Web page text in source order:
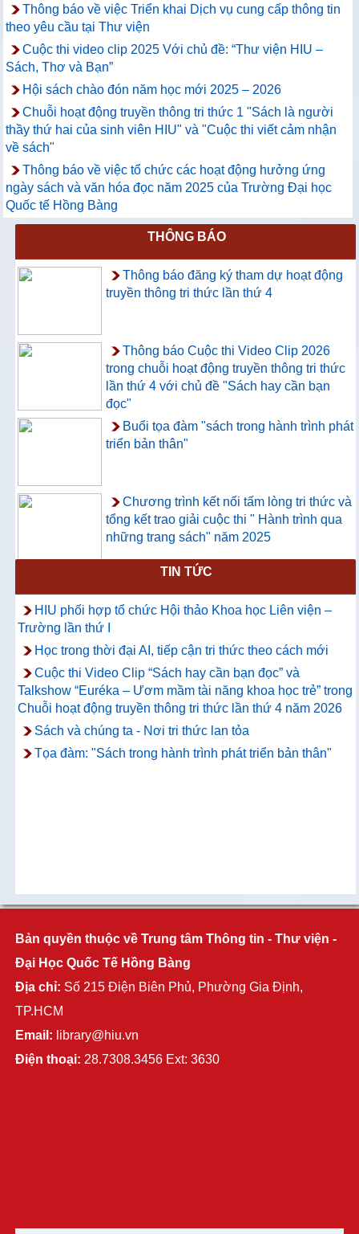
Thông báo về việc Triển khai Dịch vụ cung cấp thông tin
theo yêu cầu tại Thư viện
Cuộc thi video clip 2025 Với chủ đề: “Thư viện HIU –
Sách, Thơ và Bạn”
Hội sách chào đón năm học mới 2025 – 2026
Chuỗi hoạt động truyền thông tri thức 1 "Sách là người
thầy thứ hai của sinh viên HIU" và "Cuộc thi viết cảm nhận
về sách"
Thông báo về việc tổ chức các hoạt động hưởng ứng
ngày sách và văn hóa đọc năm 2025 của Trường Đại học
Quốc tế Hồng Bàng
THÔNG BÁO
Thông báo đăng ký tham dự hoạt động
truyền thông tri thức lần thứ 4
Thông báo Cuộc thi Video Clip 2026
trong chuỗi hoạt động truyền thông tri thức
lần thứ 4 với chủ đề "Sách hay cần bạn
đọc"
Buổi tọa đàm "sách trong hành trình phát
triển bản thân"
Chương trình kết nối tấm lòng tri thức và
tổng kết trao giải cuộc thi " Hành trình qua
những trang sách" năm 2025
Thông báo về việc hướng dẫn truy cập
và sử dụng CSDL ProQuest Ebook
Central
TIN TỨC
HIU phối hợp tổ chức Hội thảo Khoa học Liên viện –
Trường lần thứ I
Học trong thời đại AI, tiếp cận tri thức theo cách mới
Cuộc thi Video Clip “Sách hay cần bạn đọc” và
Talkshow “Euréka – Ươm mầm tài năng khoa học trẻ” trong
Chuỗi hoạt động truyền thông tri thức lần thứ 4 năm 2026
Sách và chúng ta - Nơi tri thức lan tỏa
Tọa đàm: "Sách trong hành trình phát triển bản thân"
Bản quyền thuộc về Trung tâm Thông tin - Thư viện -
Đại Học Quốc Tế Hồng Bàng
Địa chỉ: Số 215 Điện Biên Phủ, Phường Gia Định,
TP.HCM
Email: library@hiu.vn
Điện thoại: 28.7308.3456 Ext: 3630